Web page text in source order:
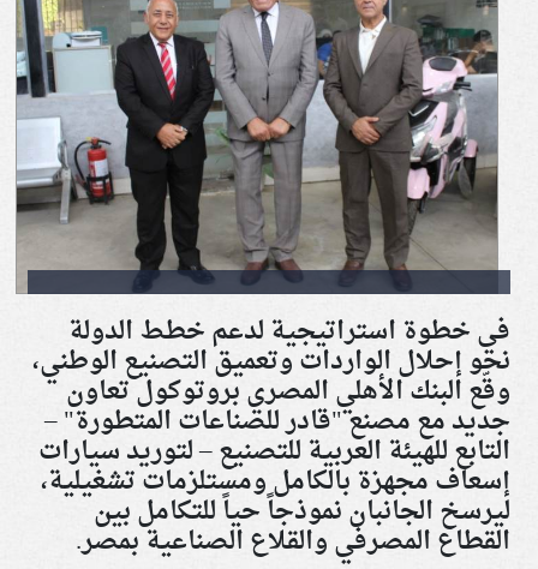
في خطوة استراتيجية لدعم خطط الدولة
نحو إحلال الواردات وتعميق التصنيع الوطني،
وقّع البنك الأهلي المصري بروتوكول تعاون
جديد مع مصنع "قادر للصناعات المتطورة" –
التابع للهيئة العربية للتصنيع – لتوريد سيارات
إسعاف مجهزة بالكامل ومستلزمات تشغيلية،
ليرسخ الجانبان نموذجاً حياً للتكامل بين
القطاع المصرفي والقلاع الصناعية بمصر.